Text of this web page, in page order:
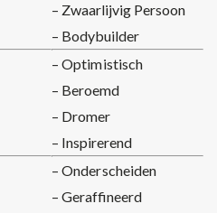
– Zwaarlijvig Persoon
– Bodybuilder
– Optimistisch
– Beroemd
– Dromer
– Inspirerend
– Onderscheiden
– Geraffineerd